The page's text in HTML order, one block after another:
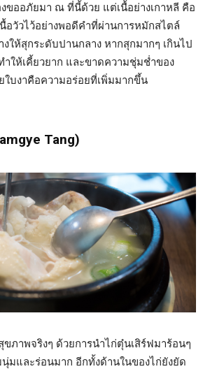
ขออภัยมา ณ ที่นี้ด้วย แต่เนื้อย่างเกาหลี คือ
อวัวไว้อย่างพอดีคำที่ผ่านการหมักสไตล์
งให้สุกระดับปานกลาง หากสุกมากๆ เกินไป
ำให้เคี้ยวยาก และขาดความชุ่มช่ำของ
ใบงาคือความอร่อยที่เพิ่มมากขึ้น
Tang)
ภาพจริงๆ ด้วยการนำไก่ตุ๋นเสิร์ฟมาร้อนๆ
มและร่อนมาก อีกทั้งด้านในของไก่ยังยัด